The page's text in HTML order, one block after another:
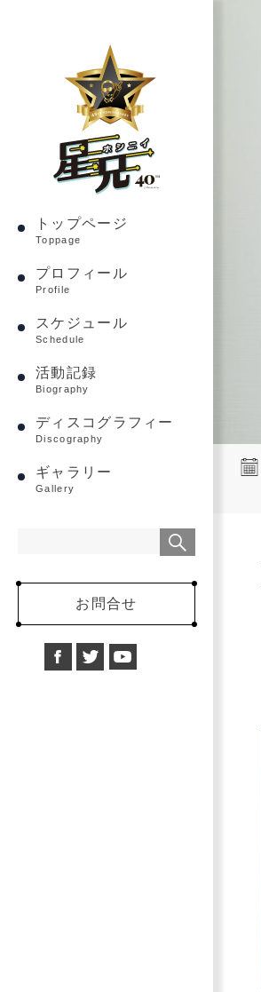
トップページ
Toppage
プロフィール
Profile
スケジュール
Schedule
活動記録
Biography
ディスコグラフィー
Discography
ギャラリー
Gallery
お問合せ